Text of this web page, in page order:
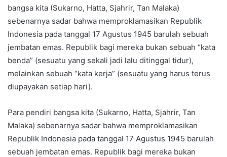
bangsa kita (Sukarno, Hatta, Sjahrir, Tan Malaka)
sebenarnya sadar bahwa memproklamasikan Republik
Indonesia pada tanggal 17 Agustus 1945 barulah sebuah
jembatan emas. Republik bagi mereka bukan sebuah “kata
benda” (sesuatu yang sekali jadi lalu ditinggal tidur),
melainkan sebuah “kata kerja” (sesuatu yang harus terus
diupayakan setiap hari).
Para pendiri bangsa kita (Sukarno, Hatta, Sjahrir, Tan
Malaka) sebenarnya sadar bahwa memproklamasikan
Republik Indonesia pada tanggal 17 Agustus 1945 barulah
sebuah jembatan emas. Republik bagi mereka bukan